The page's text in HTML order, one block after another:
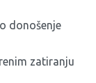
donošenje
zatiranju